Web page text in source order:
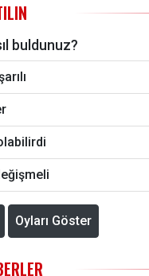
buldunuz?
Oyları Göster